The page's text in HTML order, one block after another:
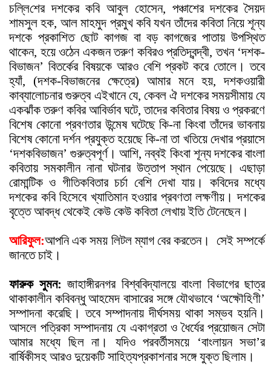
চল্লিশের দশকের কবি আবুল হোসেন, পঞ্চাশের দশকের সৈয়দ
শামসুল হক, আল মাহমুদ প্রমুখ কবি যখন তাঁদের কবিতা নিয়ে শূন্য
দশকে প্রকাশিত ছোট কাগজ বা বড় কাগজের পাতায় উপস্থিত
থাকেন, হয়ে ওঠেন একজন তরুণ কবিরও প্রতিদ্বন্দ্বী, তখন ‘দশক-
বিভাজন’ বিতর্কের বিষয়কে আরও বেশি প্রকট করে তোলে। তবে
হ্যাঁ, (দশক-বিভাজনের ক্ষেত্রে) আমার মনে হয়, দশকওয়ারী
কাব্যালোচনার গুরুত্ব এইখানে যে, কেবল ঐ দশকের সময়সীমায় যে
একঝাঁক তরুণ কবির আবির্ভাব ঘটে, তাদের কবিতার বিষয় ও প্রকরণে
বিশেষ কোনো প্রবণতার উন্মেষ ঘটেছে কি-না কিংবা তাঁদের ভাবনায়
বিশেষ কোনো দর্শন প্রযুক্ত হয়েছে কি-না তা খতিয়ে দেখার প্রয়াসে
‘দশকবিভাজন’ গুরুত্বপূর্ণ। আশি, নব্বই কিংবা শূন্য দশকের বাংলা
কবিতায় সমকালীন নানা ঘটনার উত্তাপ স্থান পেয়েছে। এছাড়া
রোমান্টিক ও গীতিকবিতার চর্চা বেশি দেখা যায়। কবিদের মধ্যে
দশকের কবি হিসেবে খ্যাতিমান হওয়ার প্রবণতা লক্ষণীয়। দশকের
বৃত্তে আবদ্ধ থেকেই কেউ কেউ কবিতা লেখায় ইতি টেনেছেন।
আরিফুল:আপনি এক সময় লিটল ম্যাগ বের করতেন।
সেই সম্পর্কে
জানতে চাই।
ফারুক সুমন: জাহাঙ্গীরনগর বিশ্ববিদ্যালয়ে বাংলা বিভাগের ছাত্র
থাকাকালীন কবিবন্ধু আহমেদ বাসারের সঙ্গে যৌথভাবে ‘অক্ষৌহিণী’
সম্পাদনা করেছি। তবে সম্পাদনায় দীর্ঘসময় থাকা সম্ভব হয়নি।
আসলে পত্রিকা সম্পাদনায় যে একাগ্রতা ও ধৈর্যের প্রয়োজন সেটা
আমার মধ্যে ছিল না। যদিও পরবর্তীসময়ে ‘বাংলায়ন সভা’র
বার্ষিকীসহ আরও দুয়েকটি সাহিত্যপ্রকাশনার সঙ্গে যুক্ত ছিলাম।